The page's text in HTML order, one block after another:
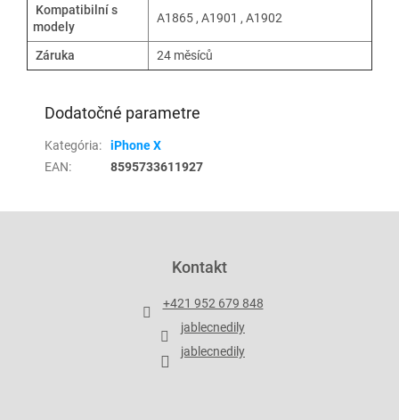
Kompatibilní s
modely
A1865 , A1901 , A1902
Záruka 24 měsíců
Dodatočné parametre
Kategória:
iPhone X
EAN: 8595733611927
Kontakt
+421 952 679 848
jablecnedily
jablecnedily